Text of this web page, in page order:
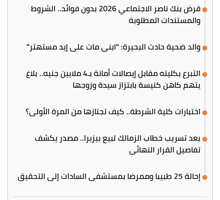
قرض بنك ناصر الاجتماعي 2026 بدون فوائد.. الشروط
والمستندات المطلوبة
والد ضحية حادث البحيرة: "ابني مات على إيد مستهتر"
التبرع بكليته مقابل إيصالات أمانة بـ4 ملايين جنيه.. بلاغ
يتهم كاهن كنيسة بابتزاز سيدة وزوجها
اختبارات كلية الشرطة.. كيف تجتازها من المرة الأولى؟
بعد تسريب خطاب الزمالك لبيع بيزيرا.. مصدر يكشف
تفاصيل القرار النهائي
إحالة 25 طبيبا وممرضا بمستشفى السادات إلى التحقيق